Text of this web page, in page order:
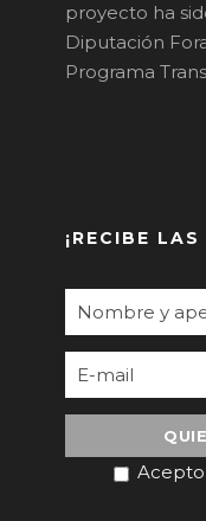
proyecto ha
Diputación
Programa
¡RECIBE